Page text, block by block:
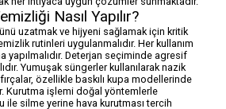
Nasıl Yapılır?
uzatmak ve hijyeni sağlamak için kritik
rutinleri uygulanmalıdır. Her kullanım
yapılmalıdır. Deterjan seçiminde agresif
Yumuşak süngerler kullanılarak nazik
özellikle baskılı kupa modellerinde
Kurutma işlemi doğal yöntemlerle
ile silme yerine hava kurutması tercih